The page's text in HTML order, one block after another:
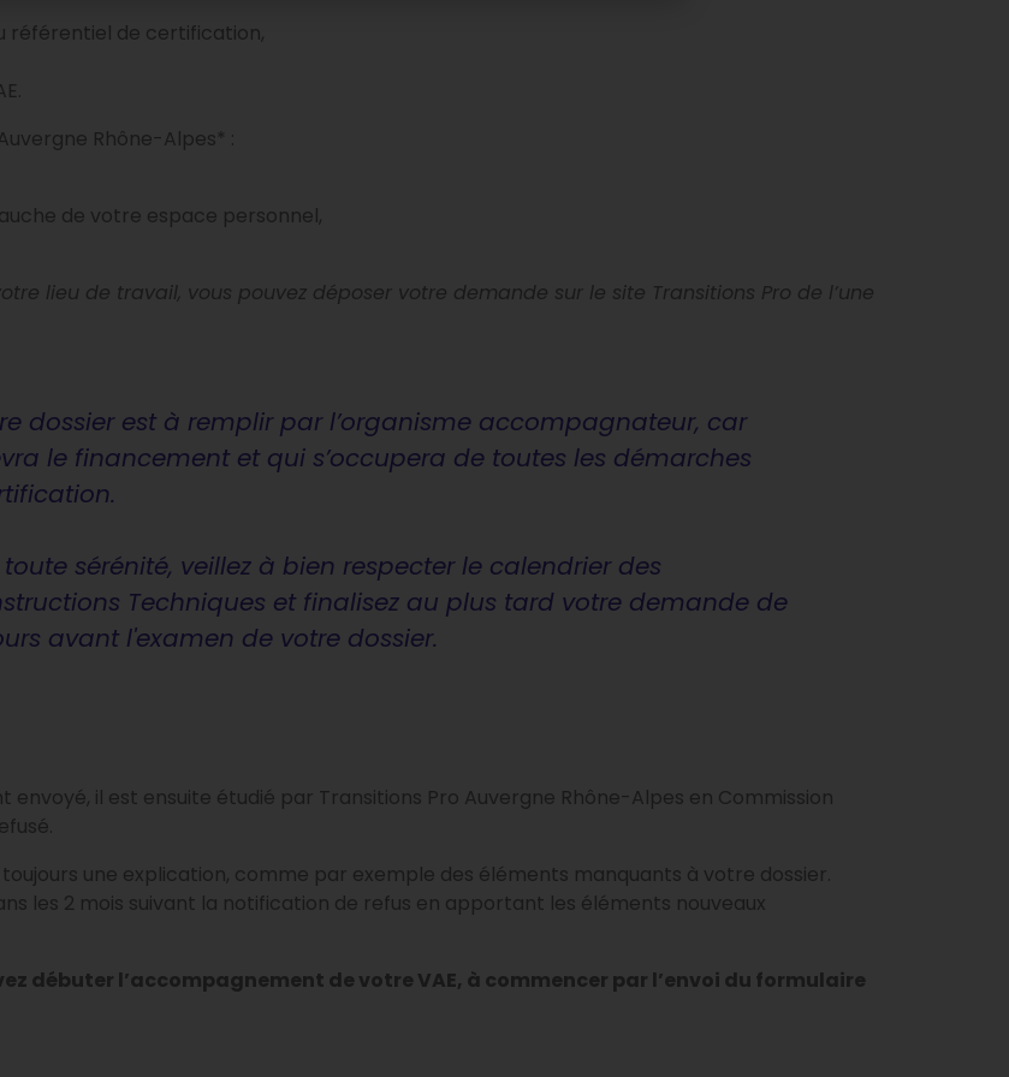
référentiel de certification,
Rhône-Alpes* :
de votre espace personnel,
lieu de travail, vous pouvez déposer votre demande sur le site Transitions Pro de l’une
dossier est à remplir par l’organisme accompagnateur, car
le financement et qui s’occupera de toutes les démarches
sérénité, veillez à bien respecter le calendrier des
Techniques et finalisez au plus tard votre demande de
avant l'examen de votre dossier.
il est ensuite étudié par Transitions Pro Auvergne Rhône-Alpes en Commission
toujours une explication, comme par exemple des éléments manquants à votre dossier.
les 2 mois suivant la notification de refus en apportant les éléments nouveaux
débuter l’accompagnement de votre VAE, à commencer par l’envoi du formulaire